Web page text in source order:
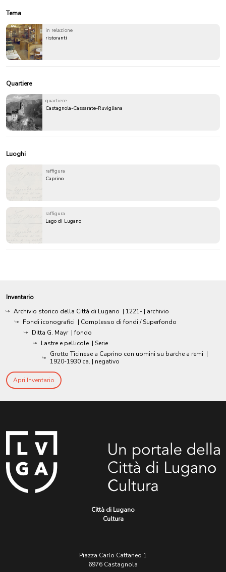
Tema
in relazione
ristoranti
Quartiere
quartiere
Castagnola-Cassarate-Ruvigliana
Luoghi
raffigura
Caprino
raffigura
Lago di Lugano
Inventario
Archivio storico della Città di Lugano | 1221- | archivio
Fondi iconografici | Complesso di fondi / Superfondo
Ditta G. Mayr | fondo
Lastre e pellicole | Serie
Grotto Ticinese a Caprino con uomini su barche a remi |
1920-1930 ca. | negativo
Apri Inventario
Città di Lugano
Cultura
Piazza Carlo Cattaneo 1
6976 Castagnola